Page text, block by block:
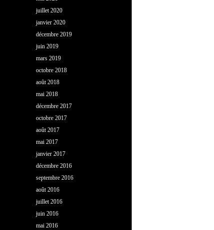
juillet 2020
janvier 2020
décembre 2019
juin 2019
mars 2019
octobre 2018
août 2018
mai 2018
décembre 2017
octobre 2017
août 2017
mai 2017
janvier 2017
décembre 2016
septembre 2016
août 2016
juillet 2016
juin 2016
mai 2016